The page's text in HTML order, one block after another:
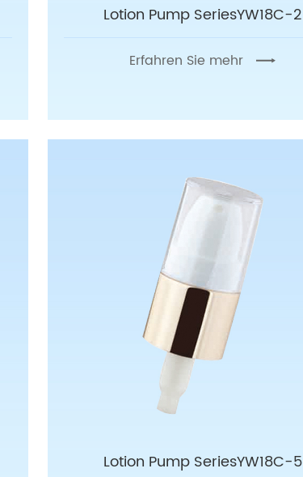
Lotion Pump SeriesYW18C-2
Erfahren Sie mehr
Lotion Pump SeriesYW18C-5